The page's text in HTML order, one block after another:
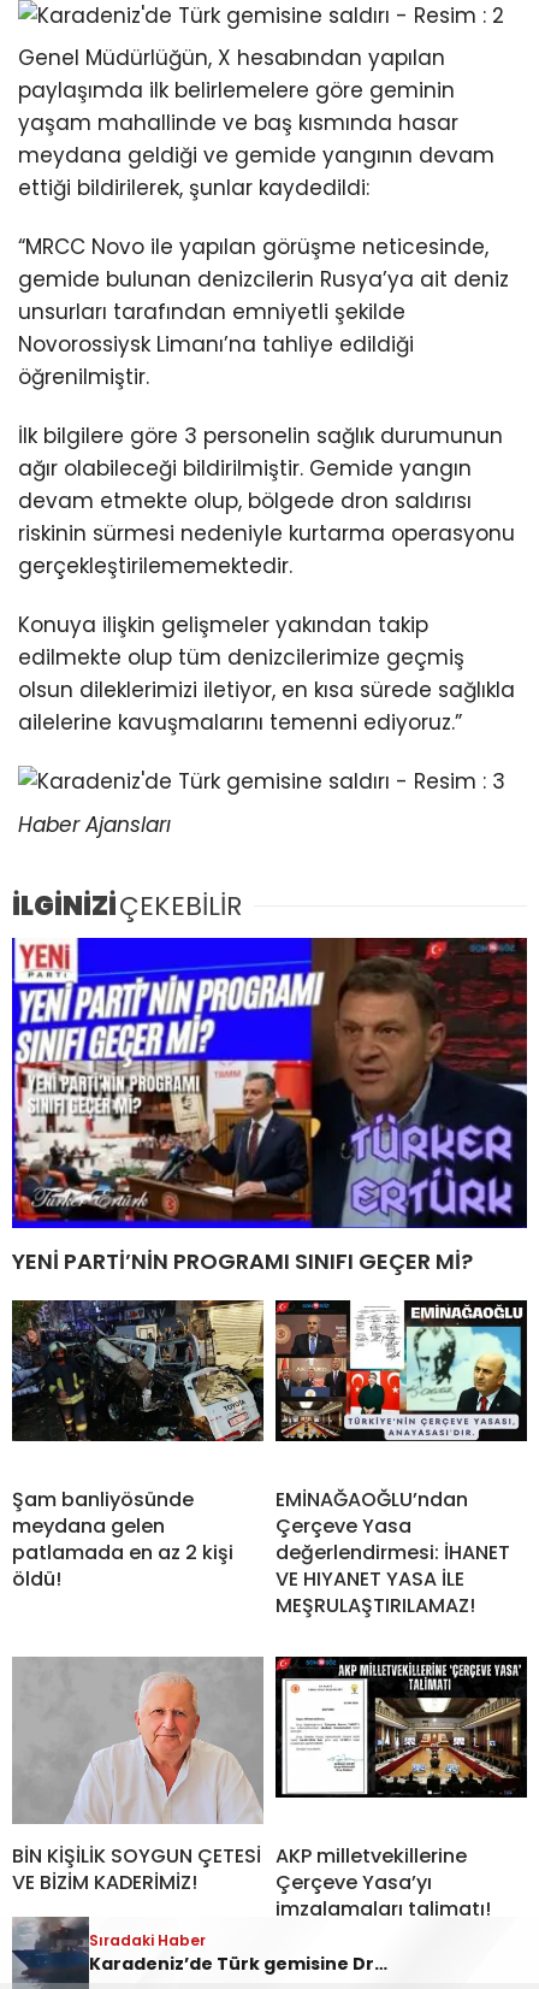
Sıradaki Haber
Karadeniz’de Türk gemisine Dron saldırısı!
Genel Müdürlüğün, X hesabından yapılan
paylaşımda ilk belirlemelere göre geminin
yaşam mahallinde ve baş kısmında hasar
meydana geldiği ve gemide yangının devam
ettiği bildirilerek, şunlar kaydedildi:
“MRCC Novo ile yapılan görüşme neticesinde,
gemide bulunan denizcilerin Rusya’ya ait deniz
unsurları tarafından emniyetli şekilde
Novorossiysk Limanı’na tahliye edildiği
öğrenilmiştir.
İlk bilgilere göre 3 personelin sağlık durumunun
ağır olabileceği bildirilmiştir. Gemide yangın
devam etmekte olup, bölgede dron saldırısı
riskinin sürmesi nedeniyle kurtarma operasyonu
gerçekleştirilememektedir.
Konuya ilişkin gelişmeler yakından takip
edilmekte olup tüm denizcilerimize geçmiş
olsun dileklerimizi iletiyor, en kısa sürede sağlıkla
ailelerine kavuşmalarını temenni ediyoruz.”
Haber Ajansları
İLGİNİZİÇEKEBİLİR
YENİ PARTİ’NİN PROGRAMI SINIFI GEÇER Mİ?
Şam banliyösünde
meydana gelen
patlamada en az 2 kişi
öldü!
EMİNAĞAOĞLU’ndan
Çerçeve Yasa
değerlendirmesi: İHANET
VE HIYANET YASA İLE
MEŞRULAŞTIRILAMAZ!
BİN KİŞİLİK SOYGUN ÇETESİ
VE BİZİM KADERİMİZ!
AKP milletvekillerine
Çerçeve Yasa’yı
imzalamaları talimatı!